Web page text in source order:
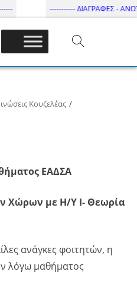
----------- ΔΙΑΓΡΑΦΕΣ -
– ΔΙ.ΠΑ.Ε
Κουζελέας
ΕΑΔΣΑ
Χώρων με Η/Υ Ι- Θεωρία
ανάγκες φοιτητών, η
λόγω μαθήματος